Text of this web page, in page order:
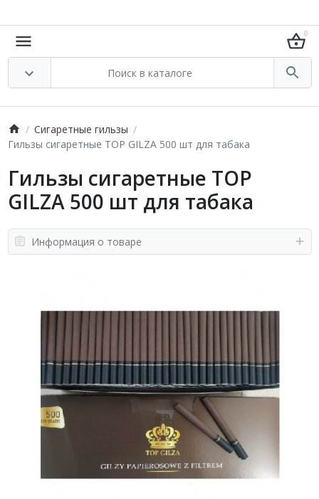
0
Сигаретные гильзы
Гильзы сигаретные TOP GILZA 500 шт для табака
Гильзы сигаретные TOP
GILZA 500 шт для табака
Информация о товаре